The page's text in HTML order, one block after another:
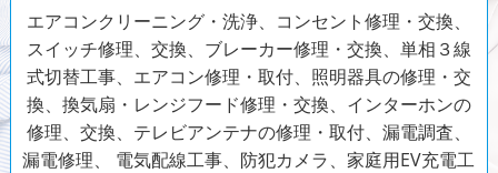
エアコンクリーニング・洗浄、コンセント修理・交換、
スイッチ修理、交換、ブレーカー修理・交換、単相３線
式切替工事、エアコン修理・取付、照明器具の修理・交
換、換気扇・レンジフード修理・交換、インターホンの
修理、交換、テレビアンテナの修理・取付、漏電調査、
漏電修理、 電気配線工事、防犯カメラ、家庭用EV充電工